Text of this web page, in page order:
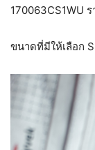
170063CS1WU
ขนาดที่มีให้เลือก